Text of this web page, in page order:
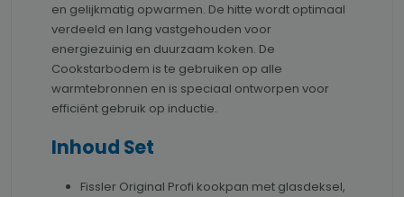
en gelijkmatig opwarmen. De hitte wordt optimaal
verdeeld en lang vastgehouden voor
energiezuinig en duurzaam koken. De
Cookstarbodem is te gebruiken op alle
warmtebronnen en is speciaal ontworpen voor
efficiënt gebruik op inductie.
Inhoud Set
Fissler Original Profi kookpan met glasdeksel,